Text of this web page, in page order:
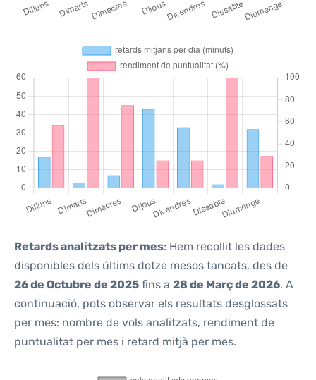
Retards analitzats per mes: Hem recollit les dades
disponibles dels últims dotze mesos tancats, des de
26 de Octubre de 2025 fins a 28 de Març de 2026. A
continuació, pots observar els resultats desglossats
per mes: nombre de vols analitzats, rendiment de
puntualitat per mes i retard mitjà per mes.